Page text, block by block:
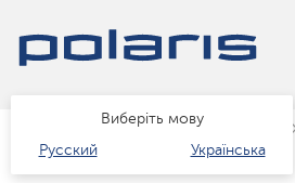
Виберіть мову
Русский
Українська
Каталог краса і здоров'я